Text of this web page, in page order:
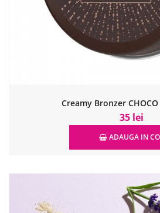
Creamy Bronzer CHOCO
35 lei
ADAUGA IN